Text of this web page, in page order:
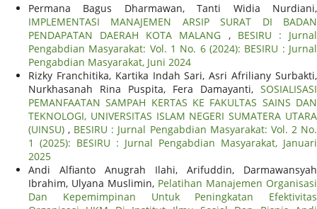
Permana Bagus Dharmawan, Tanti Widia Nurdiani,
IMPLEMENTASI MANAJEMEN ARSIP SURAT DI BADAN
PENDAPATAN DAERAH KOTA MALANG , BESIRU : Jurnal
Pengabdian Masyarakat: Vol. 1 No. 6 (2024): BESIRU : Jurnal
Pengabdian Masyarakat, Juni 2024
Rizky Franchitika, Kartika Indah Sari, Asri Afriliany Surbakti,
Nurkhasanah Rina Puspita, Fera Damayanti, SOSIALISASI
PEMANFAATAN SAMPAH KERTAS KE FAKULTAS SAINS DAN
TEKNOLOGI, UNIVERSITAS ISLAM NEGERI SUMATERA UTARA
(UINSU), BESIRU : Jurnal Pengabdian Masyarakat: Vol. 2 No.
1 (2025): BESIRU : Jurnal Pengabdian Masyarakat, Januari
2025
Andi Alfianto Anugrah Ilahi, Arifuddin, Darmawansyah
Ibrahim, Ulyana Muslimin, Pelatihan Manajemen Organisasi
Dan Kepemimpinan Untuk Peningkatan Efektivitas